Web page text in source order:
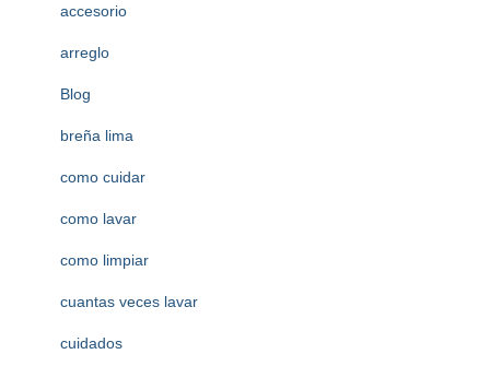
accesorio
arreglo
Blog
breña lima
como cuidar
como lavar
como limpiar
cuantas veces lavar
cuidados